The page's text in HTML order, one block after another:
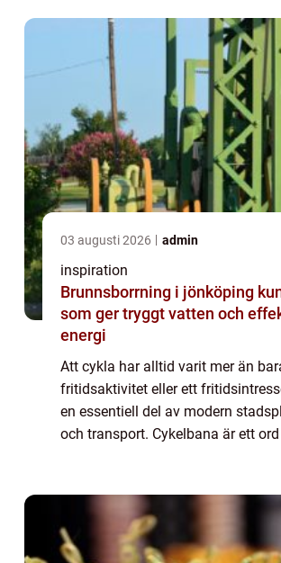
03 augusti 2026 admin
inspiration
Brunnsborrning i jönköping kunskap
som ger tryggt vatten och
energi
Att cykla har alltid varit mer än
fritidsaktivitet eller ett
en essentiell del av modern
och transport. Cykelbana är ett